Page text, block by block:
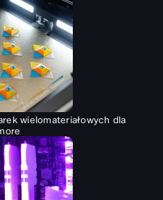
wielomateriałowych dla